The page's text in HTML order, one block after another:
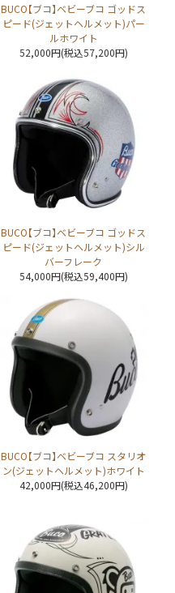
BUCO【ブコ】ベビーブコ ゴッドス
ピード(ジェットヘルメット)パー
ルホワイト
52,000円(税込57,200円)
BUCO【ブコ】ベビーブコ ゴッドス
ピード(ジェットヘルメット)シル
バーフレーク
54,000円(税込59,400円)
BUCO【ブコ】ベビーブコ スタリオ
ン(ジェットヘルメット)ホワイト
42,000円(税込46,200円)